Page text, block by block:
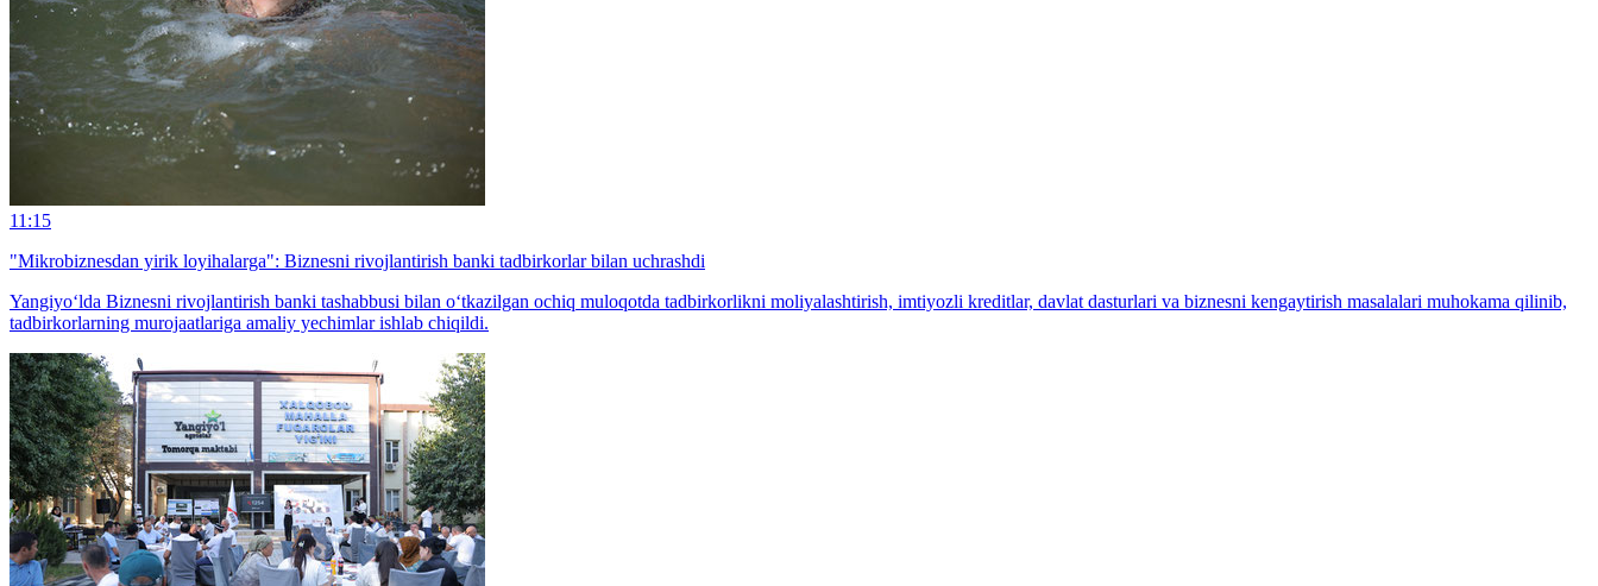
11:15
"Mikrobiznesdan yirik loyihalarga": Biznesni rivojlantirish banki tadbirkorlar bilan uchrashdi
Yangiyo‘lda Biznesni rivojlantirish banki tashabbusi bilan o‘tkazilgan ochiq muloqotda tadbirkorlikni moliyalashtirish, imtiyozli kreditlar, davlat dasturlari va biznesni kengaytirish masalalari muhokama qilinib,
tadbirkorlarning murojaatlariga amaliy yechimlar ishlab chiqildi.